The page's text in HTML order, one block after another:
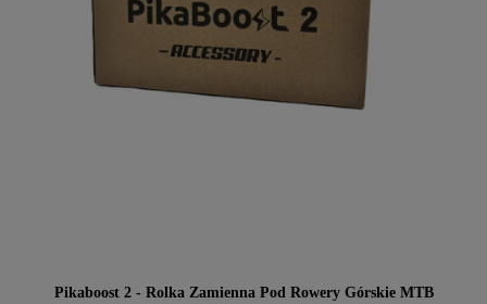
Pikaboost 2 - Rolka Zamienna Pod Rowery Górskie MTB